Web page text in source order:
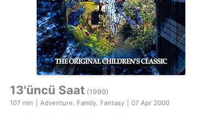
13'üncü Saat (1999)
107 min Adventure, Family, Fantasy 07 Apr 2000